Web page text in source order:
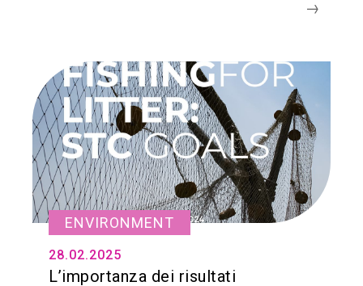
ENVIRONMENT
28.02.2025
L’importanza dei risultati